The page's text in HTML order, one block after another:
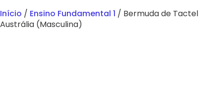
Início / Ensino Fundamental 1 / Bermuda de Tactel
Austrália (Masculina)